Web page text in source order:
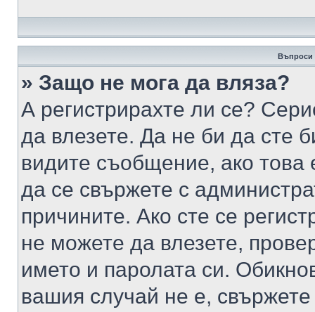
Въпроси
» Защо не мога да вляза?
А регистрирахте ли се?
да влезете. Да не би да сте
видите съобщение, ако това
да се свържете с
причините. Ако сте се
не можете да влезете,
името и паролата си.
вашия случай не е,